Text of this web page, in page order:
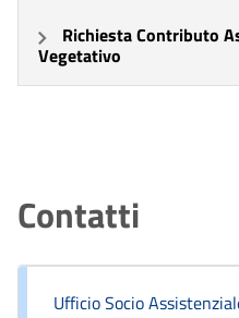
Richiesta Contributo
Vegetativo
Contatti
Ufficio Socio